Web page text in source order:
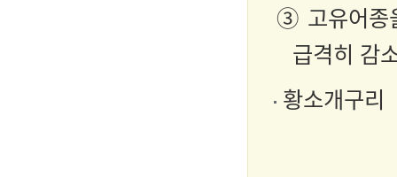
③ 고유어종
급격히 감
황소개구리